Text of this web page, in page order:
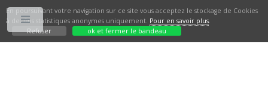
En poursuivant votre navigation sur ce site vous acceptez le stockage de Cookies
à des fins statistiques anonymes uniquement. Pour en savoir plus.
Refuser
ok et fermer le bandeau
Toggle